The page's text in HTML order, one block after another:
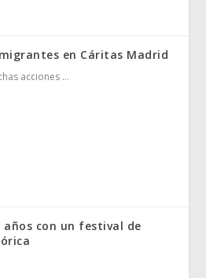
en Cáritas Madrid
acciones …
años con un festival de